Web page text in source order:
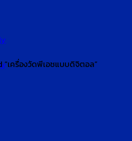
เครื่องวัดพีเอชแบบดิจิตอล”